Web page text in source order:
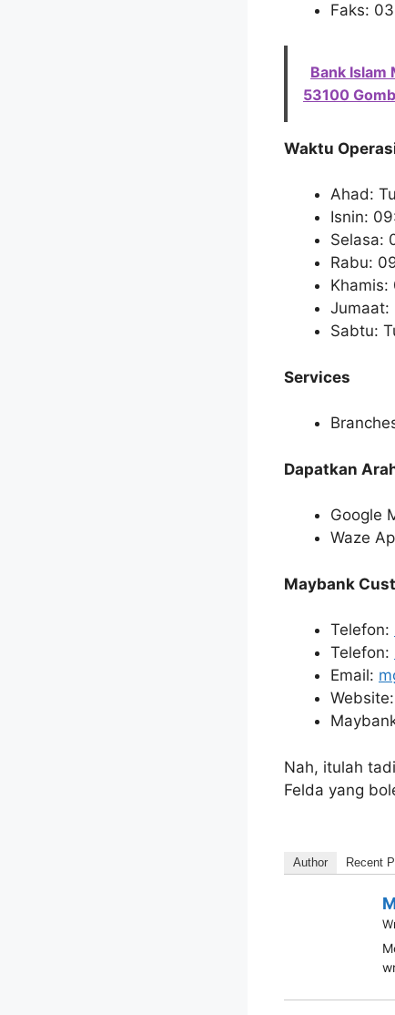
Faks:
Bank Islam
53100
Waktu
Ahad:
Isnin:
Selasa:
Rabu:
Khamis:
Jumaat:
Sabtu:
Services
Dapatkan
Google
Waze
Maybank
Telefon:
Telefon:
Email:
Website:
Nah, itulah
Felda yang
Author Recent